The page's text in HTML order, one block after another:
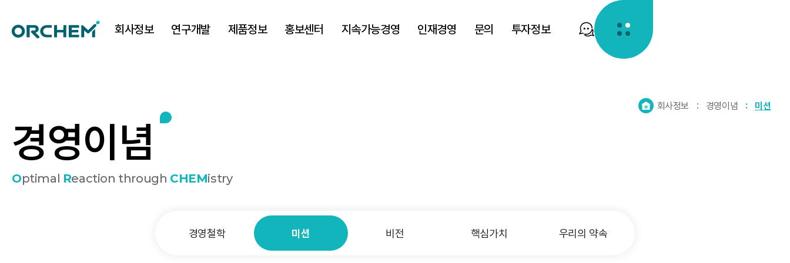
회사정보 연구개발 제품정보 홍보센터 지속가능경영 인재경영 문의 투자정보
경영이 념
Optimal Reaction through CHEMistry
홈
으
회사정보 경영이념 미션
경영철학 미션 비전 핵심가치 우리의 약속